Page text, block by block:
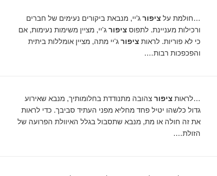
…חולמת עלציפור ג’יי, מנבאת ביקורים נעימים של חברים
ורכילות מעניינת. לתפוסציפור ג'יי, מציין משימות נעימות, אם
כי לא פוריות. לראותציפור ג'יי מתה, מציין אומללות ביתית
והפכפכות רבות….
…לראותציפור צהובה מתנודדת בחלומותיך, מנבא שאירוע
גדול כלשהו יטיל פחד מחליא מפני העתיד סביבך. כדי לראות
את זה חולה או מת, מנבא שתסבול בגלל האיוולת הפרועה של
הזולת….